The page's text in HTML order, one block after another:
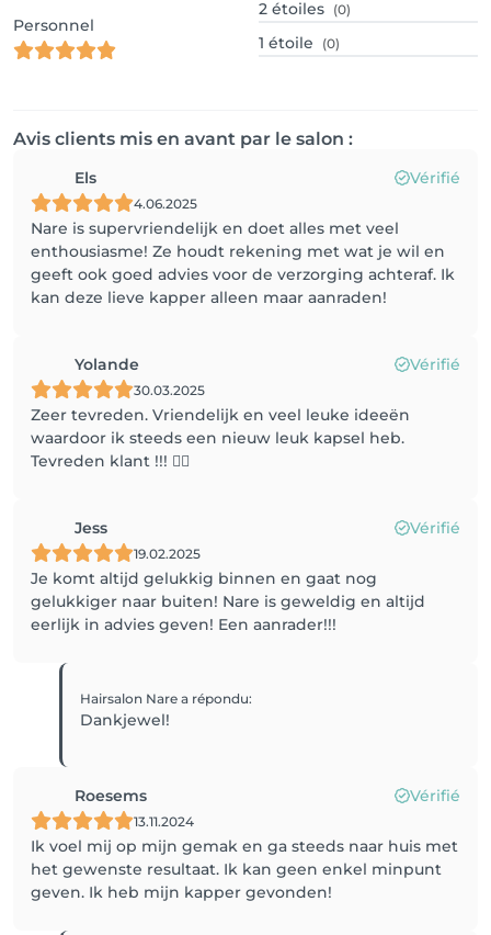
Personnel
2 étoiles (0)
1 étoile (0)
Avis clients mis en avant par le salon :
Els Vérifié
4.06.2025
Nare is supervriendelijk en doet alles met veel
enthousiasme! Ze houdt rekening met wat je wil en
geeft ook goed advies voor de verzorging achteraf. Ik
kan deze lieve kapper alleen maar aanraden!
Yolande Vérifié
30.03.2025
Zeer tevreden. Vriendelijk en veel leuke ideeën
waardoor ik steeds een nieuw leuk kapsel heb.
Tevreden klant !!! 👍🏻
Jess Vérifié
19.02.2025
Je komt altijd gelukkig binnen en gaat nog
gelukkiger naar buiten! Nare is geweldig en altijd
eerlijk in advies geven! Een aanrader!!!
Hairsalon Narea répondu:
Dankjewel!
Roesems Vérifié
13.11.2024
Ik voel mij op mijn gemak en ga steeds naar huis met
het gewenste resultaat. Ik kan geen enkel minpunt
geven. Ik heb mijn kapper gevonden!